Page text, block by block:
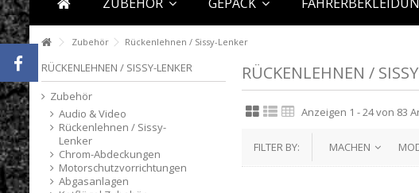
Zubehör Rückenlehnen / Sissy-Lenker
RÜCKENLEHNEN /
Anzeigen 1 - 24 von 83
FILTER BY: MACHEN
RÜCKENLEHNEN / SISSY-LENKER
Zubehör
Audio & Video
Rückenlehnen / Sissy-
Lenker
Chrom-Abdeckungen
Motorschutzvorrichtungen
Abgasanlagen